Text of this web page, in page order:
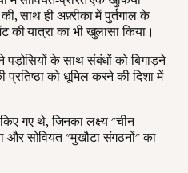
साथ ही अफ़्रीका में पुर्तगाल के
की यात्रा का भी खुलासा किया।
के साथ संबंधों को बिगाड़ने
को धूमिल करने की दिशा में
गए थे, जिनका लक्ष्य "चीन-
और सोवियत "मुखौटा संगठनों" का